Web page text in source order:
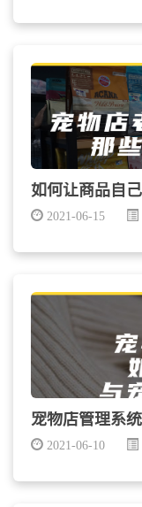
2021-06-15
2021-06-10